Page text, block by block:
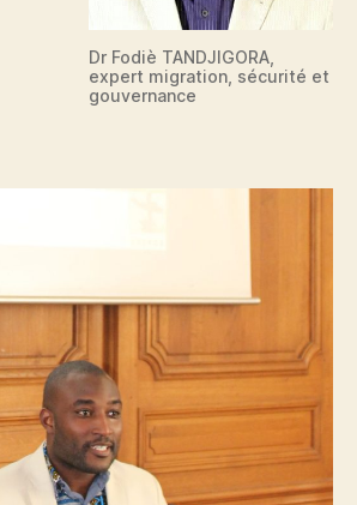
Dr Fodiè TANDJIGORA,
expert migration, sécurité et
gouvernance